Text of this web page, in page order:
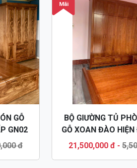
GỖ
GN02
đ
Mãi
BỘ GIƯỜNG TỦ
GỖ XOAN ĐÀO
21,500,000 đ -